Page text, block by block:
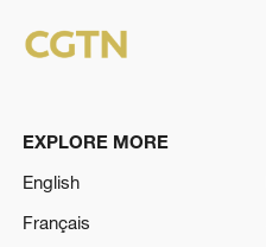
EXPLORE MORE
English
Français